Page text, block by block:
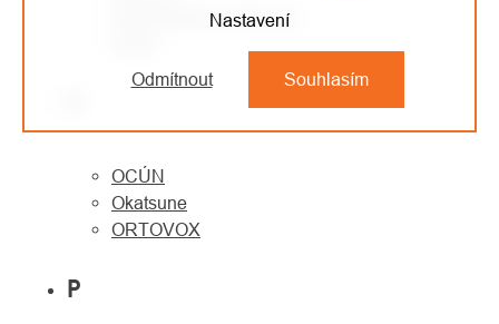
Nastavení
Odmítnout Souhlasím
North American Rescue
OCÚN
Okatsune
ORTOVOX
P